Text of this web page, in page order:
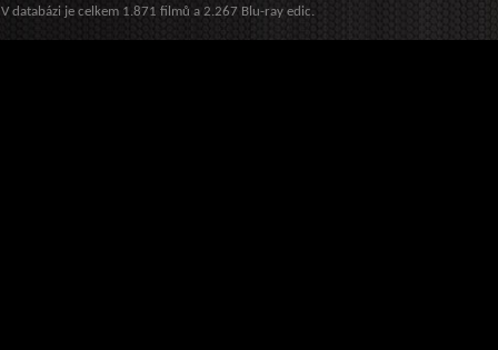
V databázi je celkem 1.871 filmů a 2.267 Blu-ray edic.